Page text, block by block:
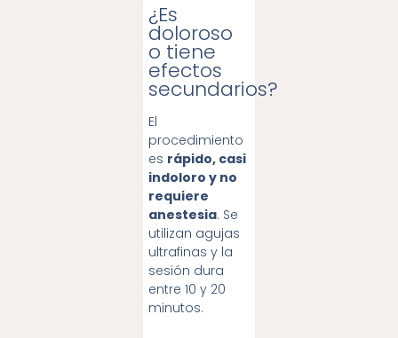
¿Es
doloroso
o tiene
efectos
secundarios?
El
procedimiento
es rápido, casi
indoloro y no
requiere
anestesia. Se
utilizan agujas
ultrafinas y la
sesión dura
entre 10 y 20
minutos.